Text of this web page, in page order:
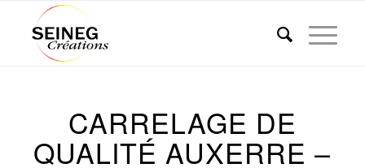
CARRELAGE DE
QUALITÉ AUXERRE –